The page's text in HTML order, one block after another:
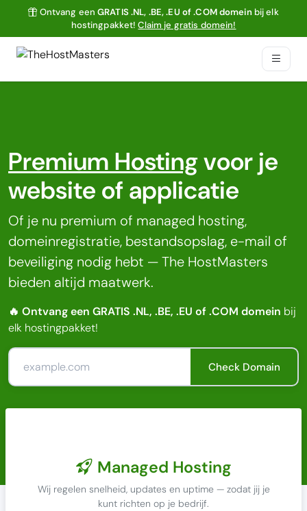
Ontvang eenGRATIS .NL, .BE, .EU of .COM domeinbij elk
hostingpakket!Claim je gratis domein!
Premium Hostingvoor je
website of applicatie
Of je nu premium of managed hosting,
domeinregistratie, bestandsopslag, e-mail of
beveiliging nodig hebt — The HostMasters
bieden altijd maatwerk.
🔥 Ontvang een GRATIS .NL, .BE, .EU of .COM domein bij
elk hostingpakket!
Check Domain
Managed Hosting
Wij regelen snelheid, updates en uptime — zodat jij je
kunt richten op je bedrijf.